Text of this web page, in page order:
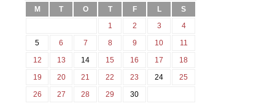
M
T O T F L
S
1
2 3
4
5
6 7 8 9 10
11
12
13 14 15 16 17
18
19
20 21 22 23 24
25
26
27 28 29
30